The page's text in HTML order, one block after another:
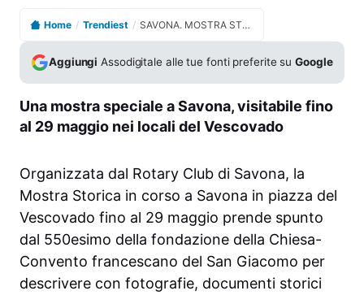
Home / Trendiest / SAVONA. MOSTRA STORICA. IL CONVENTO DI SAN GIACOMO
Aggiungi Assodigitale alle tue fonti preferite suGoogle
Una mostra speciale a Savona, visitabile fino
al 29 maggio nei locali del Vescovado
Organizzata dal Rotary Club di Savona, la
Mostra Storica in corso a Savona in piazza del
Vescovado fino al 29 maggio prende spunto
dal 550esimo della fondazione della Chiesa-
Convento francescano del San Giacomo per
descrivere con fotografie, documenti storici